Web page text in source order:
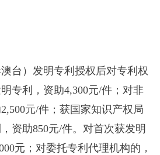
澳台）发明专利授权后对专利权
专利，资助4,300元/件；对非
元/件；获国家知识产权局
资助850元/件。对首次获发明
元；对委托专利代理机构的，